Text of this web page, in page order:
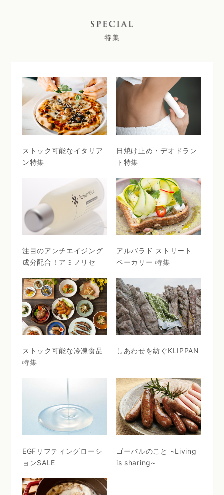
ストック可能なイタリア
ン特集
日焼け止め・デオドラン
ト特集
注目のアンチエイジング
成分配合！アミノリセ
アルバラド ストリート
ベーカリー 特集
ストック可能な冷凍食品
特集
しあわせを紡ぐKLIPPAN
EGFリフティングローシ
ョンSALE
ゴーバルのこと ~Living
is sharing~